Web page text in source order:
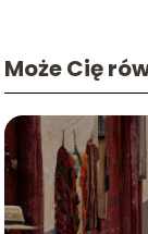
Może Cię